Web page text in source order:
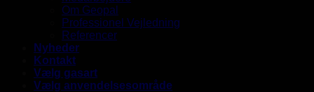
Om Geopal
Professionel Vejledning
Referencer
Nyheder
Kontakt
Vælg gasart
Vælg anvendelsesområde